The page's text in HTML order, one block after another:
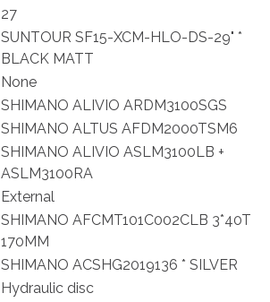
27
SUNTOUR SF15-XCM-HLO-DS-29" *
BLACK MATT
None
SHIMANO ALIVIO ARDM3100SGS
SHIMANO ALTUS AFDM2000TSM6
SHIMANO ALIVIO ASLM3100LB +
ASLM3100RA
External
SHIMANO AFCMT101C002CLB 3*40T
170MM
SHIMANO ACSHG2019136 * SILVER
Hydraulic disc